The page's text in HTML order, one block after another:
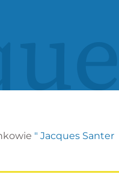
" Jacques Santer